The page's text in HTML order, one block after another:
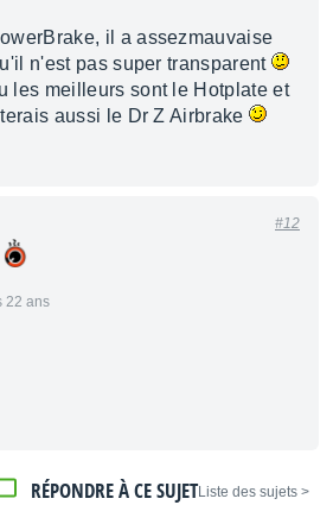
il a assezmauvaise
n'est pas super transparent
les meilleurs sont le Hotplate et
aussi le Dr Z Airbrake
22 ans
#12
< Liste des sujets
RÉPONDRE À CE SUJET